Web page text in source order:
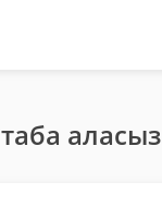
аласыз